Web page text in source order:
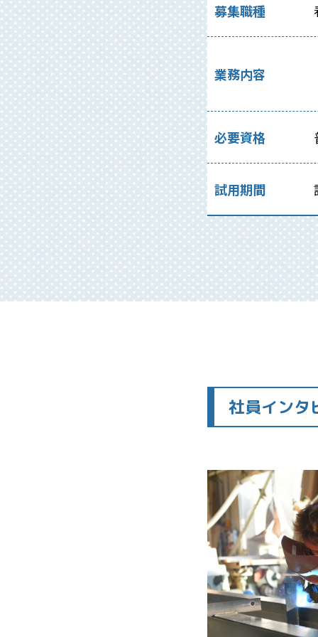
募集職種
業務内容
必要資格
試用期間
社員インタ